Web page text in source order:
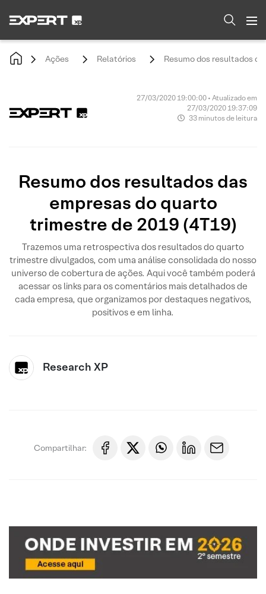
Ações Relatórios Resumo dos resultados
27/03/2020 19:00:00 • Atualizado em
27/03/2020 19:37:09
33 minutos de leitura
Resumo dos resultados das
empresas do quarto
trimestre de 2019 (4T19)
Trazemos uma retrospectiva dos resultados do quarto
trimestre divulgados, com uma análise consolidada do nosso
universo de cobertura de ações. Aqui você também poderá
acessar os links para os comentários mais detalhados de
cada empresa, que organizamos por destaques negativos,
positivos e em linha.
Research XP
Compartilhar: